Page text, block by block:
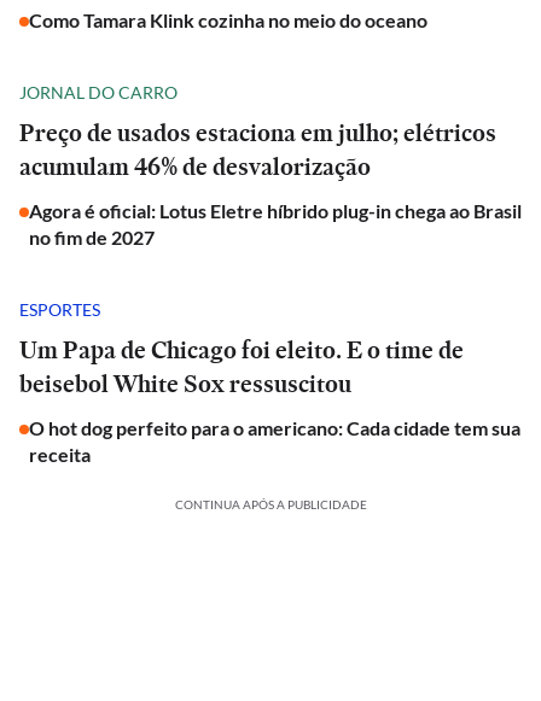
Como Tamara Klink cozinha no meio do oceano
JORNAL DO CARRO
Preço de usados estaciona em julho; elétricos
acumulam 46% de desvalorização
Agora é oficial: Lotus Eletre híbrido plug-in chega ao Brasil
no fim de 2027
ESPORTES
Um Papa de Chicago foi eleito. E o time de
beisebol White Sox ressuscitou
O hot dog perfeito para o americano: Cada cidade tem sua
receita
CONTINUA APÓS A PUBLICIDADE